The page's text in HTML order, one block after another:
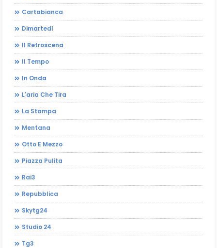
Cartabianca
Dimartedì
Il Retroscena
Il Tempo
In Onda
L'aria Che Tira
La Stampa
Mentana
Otto E Mezzo
Piazza Pulita
Rai3
Repubblica
Skytg24
Studio 24
Tg3